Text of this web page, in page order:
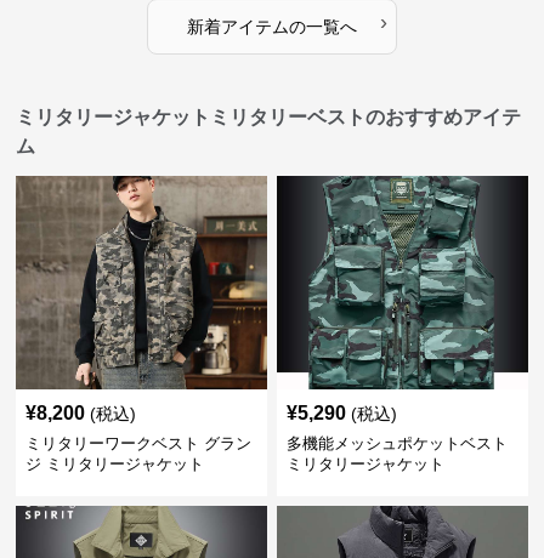
新着アイテムの一覧へ ›
ミリタリージャケットミリタリーベストのおすすめアイテ
ム
¥8,200 (税込)
ミリタリーワークベスト グラン
ジ ミリタリージャケット
¥5,290 (税込)
多機能メッシュポケットベスト
ミリタリージャケット